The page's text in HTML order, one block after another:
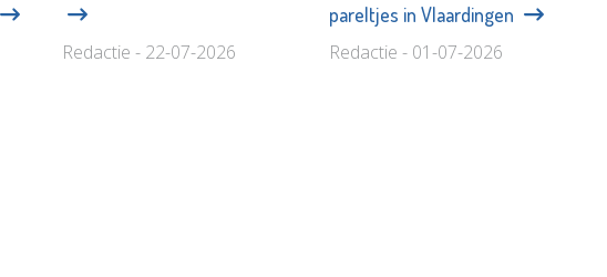
Redactie - 22-07-2026
pareltjes in Vlaardingen
Redactie - 01-07-2026